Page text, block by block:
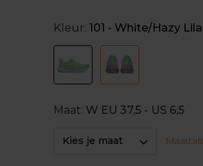
Duurzaam karakter
De buitenzool van deze
Hierdoor gaat de slijtzool
schoenen ten goede komt.
schoenen steviger.
Kleur: 101 - White/Hazy
Maat: W EU 37,5 - US 6,5
Kies je maat